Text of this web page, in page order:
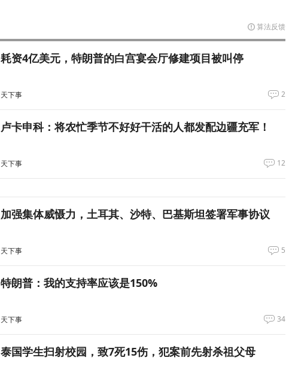
算法反馈
耗资4亿美元，特朗普的白宫宴会厅修建项目被叫停
天下事 2
卢卡申科：将农忙季节不好好干活的人都发配边疆充军！
天下事 12
加强集体威慑力，土耳其、沙特、巴基斯坦签署军事协议
天下事 5
特朗普：我的支持率应该是150%
天下事 34
泰国学生扫射校园，致7死15伤，犯案前先射杀祖父母